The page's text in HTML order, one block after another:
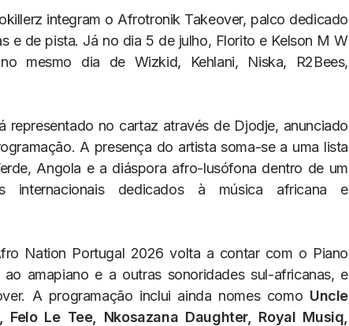
integram o Afrotronik Takeover, palco dedicado
e de pista. Já no dia 5 de julho, Florito e Kelson M W
mesmo dia de Wizkid, Kehlani, Niska, R2Bees,
representado no cartaz através de Djodje, anunciado
A presença do artista soma-se a uma lista
Angola e a diáspora afro-lusófona dentro de um
internacionais dedicados à música africana e
Nation Portugal 2026 volta a contar com o Piano
amapiano e a outras sonoridades sul-africanas, e
A programação inclui ainda nomes como Uncle
Le Tee, Nkosazana Daughter, Royal Musiq,